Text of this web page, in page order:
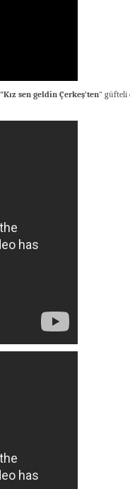
"Kız sen geldin Çerkeş'ten" güfteli